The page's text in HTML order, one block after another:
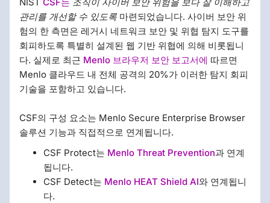
NIST CSF는 조직이 사이버 보안 위험을 보다 잘 이해하고
관리를 개선할 수 있도록 마련되었습니다. 사이버 보안 위
험의 한 측면은 레거시 네트워크 보안 및 위협 탐지 도구를
회피하도록 특별히 설계된 웹 기반 위협에 의해 비롯됩니
다. 실제로 최근 Menlo 브라우저 보안 보고서에 따르면
Menlo 클라우드 내 전체 공격의 20%가 이러한 탐지 회피
기술을 포함하고 있습니다.
CSF의 구성 요소는 Menlo Secure Enterprise Browser
솔루션 기능과 직접적으로 연계됩니다.
CSF Protect는 Menlo Threat Prevention과 연계
됩니다.
CSF Detect는 Menlo HEAT Shield AI와 연계됩니
다.